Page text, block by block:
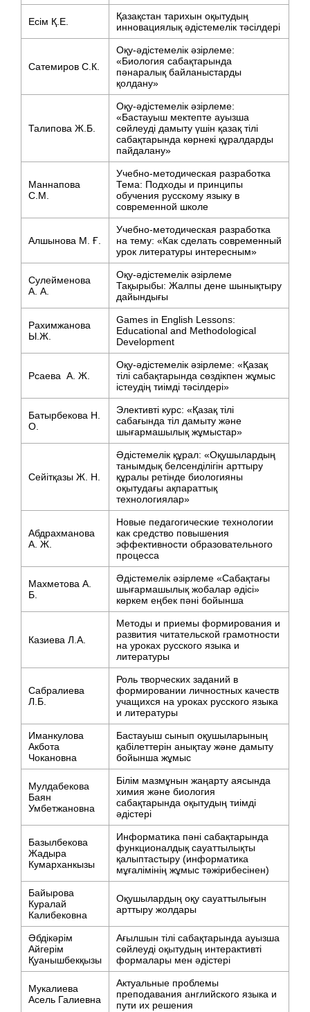
Есім Қ.Е.
Қазақстан тарихын оқытудың
инновациялық әдістемелік тәсілдері
Сатемиров С.К.
Оқу-әдістемелік әзірлеме:
«Биология сабақтарында
пәнаралық байланыстарды
қолдану»
Талипова Ж.Б.
Оқу-әдістемелік әзірлеме:
«Бастауыш мектепте ауызша
сөйлеуді дамыту үшін қазақ тілі
сабақтарында көрнекі құралдарды
пайдалану»
Маннапова
С.М.
Учебно-методическая разработка
Тема: Подходы и принципы
обучения русскому языку в
современной школе
Алшынова М. Ғ.
Учебно-методическая разработка
на тему: «Как сделать современный
урок литературы интересным»
Сулейменова
А. А.
Оқу-әдістемелік әзірлеме
Тақырыбы: Жалпы дене шынықтыру
дайындығы
Рахимжанова
Ы.Ж.
Games in English Lessons:
Educational and Methodological
Development
Рсаева А. Ж.
Оқу-әдістемелік әзірлеме: «Қазақ
тілі сабақтарында сөздікпен жұмыс
істеудің тиімді тәсілдері»
Батырбекова Н.
О.
Элективті курс: «Қазақ тілі
сабағында тіл дамыту және
шығармашылық жұмыстар»
Сейітқазы Ж. Н.
Әдістемелік құрал: «Оқушылардың
танымдық белсенділігін арттыру
құралы ретінде биологияны
оқытудағы ақпараттық
технологиялар»
Абдрахманова
А. Ж.
Новые педагогические технологии
как средство повышения
эффективности образовательного
процесса
Махметова А.
Б.
Әдістемелік әзірлеме «Сабақтағы
шығармашылық жобалар әдісі»
көркем еңбек пәні бойынша
Казиева Л.А.
Методы и приемы формирования и
развития читательской грамотности
на уроках русского языка и
литературы
Сабралиева
Л.Б.
Роль творческих заданий в
формировании личностных качеств
учащихся на уроках русского языка
и литературы
Иманкулова
Акбота
Чокановна
Бастауыш сынып оқушыларының
қабілеттерін анықтау және дамыту
бойынша жұмыс
Мулдабекова
Баян
Умбетжановна
Білім мазмұнын жаңарту аясында
химия және биология
сабақтарында оқытудың тиімді
әдістері
Базылбекова
Жадыра
Кумарханкызы
Информатика пәні сабақтарында
функционалдық сауаттылықты
қалыптастыру (информатика
мұғалімінің жұмыс тәжірибесінен)
Байырова
Куралай
Калибековна
Оқушылардың оқу сауаттылығын
арттыру жолдары
Әбдікәрім
Айгерім
Қуанышбекқызы
Ағылшын тілі сабақтарында ауызша
сөйлеуді оқытудың интерактивті
формалары мен әдістері
Мукалиева
Асель Галиевна
Актуальные проблемы
преподавания английского языка и
пути их решения